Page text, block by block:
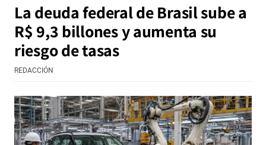
La deuda federal de Brasil sube a
R$ 9,3 billones y aumenta su
riesgo de tasas
REDACCIÓN